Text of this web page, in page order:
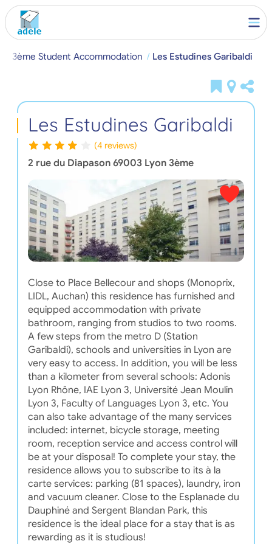
3ème Student Accommodation Les Estudines Garibaldi
Les Estudines Garibaldi
(4 reviews)
2 rue du Diapason 69003 Lyon 3ème
Close to Place Bellecour and shops (Monoprix,
LIDL, Auchan) this residence has furnished and
equipped accommodation with private
bathroom, ranging from studios to two rooms.
A few steps from the metro D (Station
Garibaldi), schools and universities in Lyon are
very easy to access. In addition, you will be less
than a kilometer from several schools: Adonis
Lyon Rhône, IAE Lyon 3, Université Jean Moulin
Lyon 3, Faculty of Languages Lyon 3, etc. You
can also take advantage of the many services
included: internet, bicycle storage, meeting
room, reception service and access control will
be at your disposal! To complete your stay, the
residence allows you to subscribe to its à la
carte services: parking (81 spaces), laundry, iron
and vacuum cleaner. Close to the Esplanade du
Dauphiné and Sergent Blandan Park, this
residence is the ideal place for a stay that is as
rewarding as it is studious!